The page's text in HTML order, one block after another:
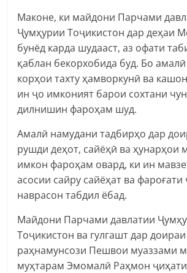
Маконе, ки майдони Парчами
Ҷумҳурии Тоҷикистон дар деҳаи
бунёд карда шудааст, аз офати
қаблан бекорхобида буд. Бо
корҳои тахту ҳамворкунӣ ва
ин ҷо имконият барои сохтани
дилнишин фароҳам шуд.
Амалӣ намудани тадбирҳо дар
рушди деҳот, сайёҳӣ ва ҳунарҳои
имкон фароҳам овард, ки ин
асосии сайру сайёҳат ва
наврасон табдил ёбад.
Майдони Парчами давлатии
Тоҷикистон ва гулгашт дар
раҳнамунсози Пешвои муаззами
муҳтарам Эмомалӣ Раҳмон